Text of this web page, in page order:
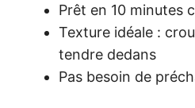
Prêt en 10 minutes
Texture idéale :
tendre dedans
Pas besoin de